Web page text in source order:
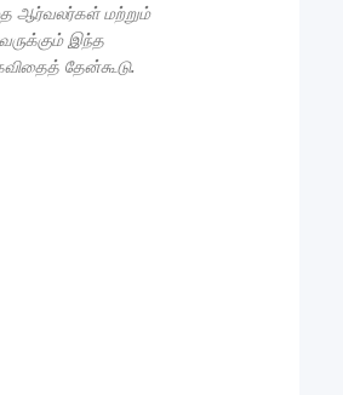
ஆர்வலர்கள் மற்றும்
இந்த
தேன்கூடு.